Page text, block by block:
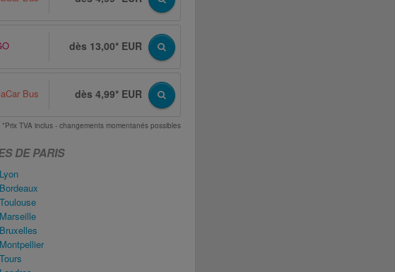
dès 13,00* EUR
Bus dès 4,99* EUR
*Prix TVA inclus - changements momentanés possibles
DE PARIS